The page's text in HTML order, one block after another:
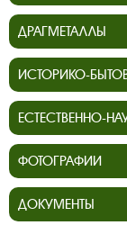
ДРАГМЕТАЛЛЫ
ИСТОРИКО-
ЕСТЕСТВЕННО-
ФОТОГРАФИИ
ДОКУМЕНТЫ